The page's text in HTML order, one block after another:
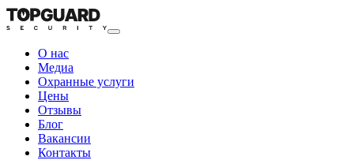
О нас
Медиа
Охранные услуги
Цены
Отзывы
Блог
Вакансии
Контакты